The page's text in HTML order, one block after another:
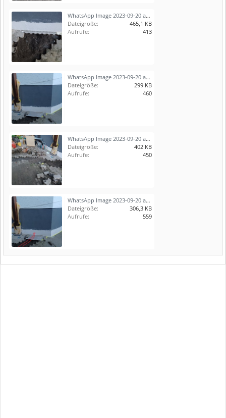
WhatsApp Image 2023-09-20 at 20.04.31 (1).jpeg
Dateigröße:
465,1 KB
Aufrufe:
413
WhatsApp Image 2023-09-20 at 20.04.31.jpeg
Dateigröße:
299 KB
Aufrufe:
460
WhatsApp Image 2023-09-20 at 20.04.30.jpeg
Dateigröße:
402 KB
Aufrufe:
450
WhatsApp Image 2023-09-20 at 20.04.3133.jpeg
Dateigröße:
306,3 KB
Aufrufe:
559